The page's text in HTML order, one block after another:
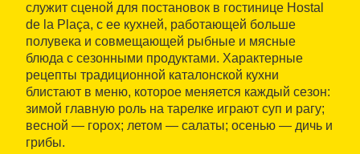
служит сценой для постановок в гостинице Hostal
de la Plaça, с ее кухней, работающей больше
полувека и совмещающей рыбные и мясные
блюда с сезонными продуктами. Характерные
рецепты традиционной каталонской кухни
блистают в меню, которое меняется каждый сезон:
зимой главную роль на тарелке играют суп и рагу;
весной — горох; летом — салаты; осенью — дичь и
грибы.